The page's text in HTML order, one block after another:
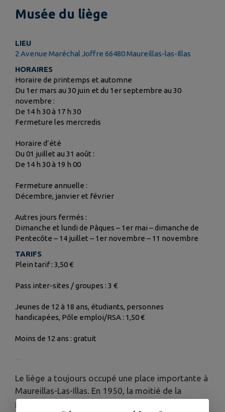
Musée du liège
LIEU
2 Avenue Maréchal Joffre 66480 Maureillas-las-Illas
HORAIRES
Horaire de printemps et automne
Du 1er mars au 30 juin et du 1er septembre au 30
novembre :
De 14 h 30 à 17 h 30
Fermeture les mercredis
Horaire d’été
Du 01 juillet au 31 août :
De 14 h 30 à 19 h 00
Fermeture annuelle :
Décembre, janvier et février
Autres jours fermés :
Dimanche et lundi de Pâques – 1er mai – dimanche de
Pentecôte – 14 juillet – 1er novembre – 11 novembre
TARIFS
Plein tarif : 3,50 €
Pass inter-sites / groupes : 3 €
Jeunes de 12 à 18 ans, étudiants, personnes
handicapées, Pôle emploi/RSA : 1,50 €
Moins de 12 ans : gratuit
Le liège a toujours occupé une place importante à
Maureillas-Las-Illas. En 1950, la moitié de la
population œuvrait à la noble fabrication du